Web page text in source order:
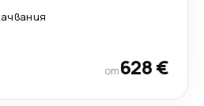
от628 €